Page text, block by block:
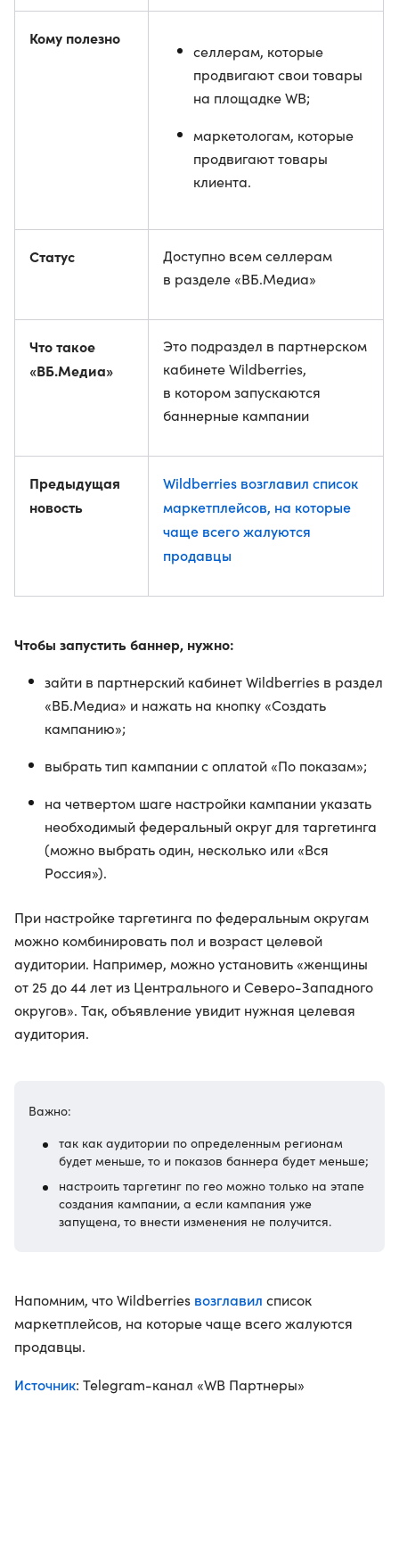
Кому полезно
селлерам, которые
продвигают свои товары
на площадке WB;
маркетологам, которые
продвигают товары
клиента.
Статус
Доступно всем селлерам
в разделе «ВБ.Медиа»
Что такое
«ВБ.Медиа»
Это подраздел в партнерском
кабинете Wildberries,
в котором запускаются
баннерные кампании
Предыдущая
новость
Wildberries возглавил список
маркетплейсов, на которые
чаще всего жалуются
продавцы
Чтобы запустить баннер, нужно:
зайти в партнерский кабинет Wildberries в раздел
«ВБ.Медиа» и нажать на кнопку «Создать
кампанию»;
выбрать тип кампании с оплатой «По показам»;
на четвертом шаге настройки кампании указать
необходимый федеральный округ для таргетинга
(можно выбрать один, несколько или «Вся
Россия»).
При настройке таргетинга по федеральным округам
можно комбинировать пол и возраст целевой
аудитории. Например, можно установить «женщины
от 25 до 44 лет из Центрального и Северо-Западного
округов». Так, объявление увидит нужная целевая
аудитория.
Важно:
так как аудитории по определенным регионам
будет меньше, то и показов баннера будет меньше;
настроить таргетинг по гео можно только на этапе
создания кампании, а если кампания уже
запущена, то внести изменения не получится.
Напомним, что Wildberries возглавил список
маркетплейсов, на которые чаще всего жалуются
продавцы.
Источник: Telegram-канал «WB Партнеры»